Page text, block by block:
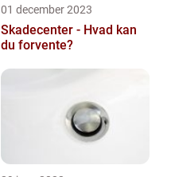
01 december 2023
Skadecenter - Hvad kan
du forvente?